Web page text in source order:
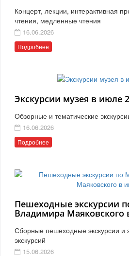
Концерт, лекции, интерактивная
чтения, медленные чтения
16.06.2026
Подробнее
Экскурсии музея в июле
Обзорные и тематические
16.06.2026
Подробнее
Пешеходные экскурсии
Владимира Маяковского
Сборные пешеходные экскурсии и
экскурсий
15.06.2026